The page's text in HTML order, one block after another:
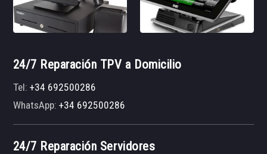
24/7 Reparación TPV a Domicilio
Tel:+34 692500286
WhatsApp:+34 692500286
24/7 Reparación Servidores